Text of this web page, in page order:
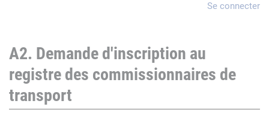
Se connecter
A2. Demande d'inscription au
registre des commissionnaires de
transport